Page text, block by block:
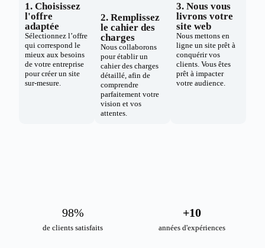
1. Choisissez
l'offre
adaptée
Sélectionnez l’offre
qui correspond le
mieux aux besoins
de votre entreprise
pour créer un site
sur-mesure.
2. Remplissez
le cahier des
charges
Nous collaborons
pour établir un
cahier des charges
détaillé, afin de
comprendre
parfaitement votre
vision et vos
attentes.
3. Nous vous
livrons votre
site web
Nous mettons en
ligne un site prêt à
conquérir vos
clients. Vous êtes
prêt à impacter
votre audience.
de clients satisfaits
98%
années d'expériences
+10